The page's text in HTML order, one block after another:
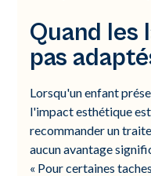
Quand les
pas
Lorsqu'un enfant
l'impact esthétique
recommander un
aucun avantage
« Pour certaines